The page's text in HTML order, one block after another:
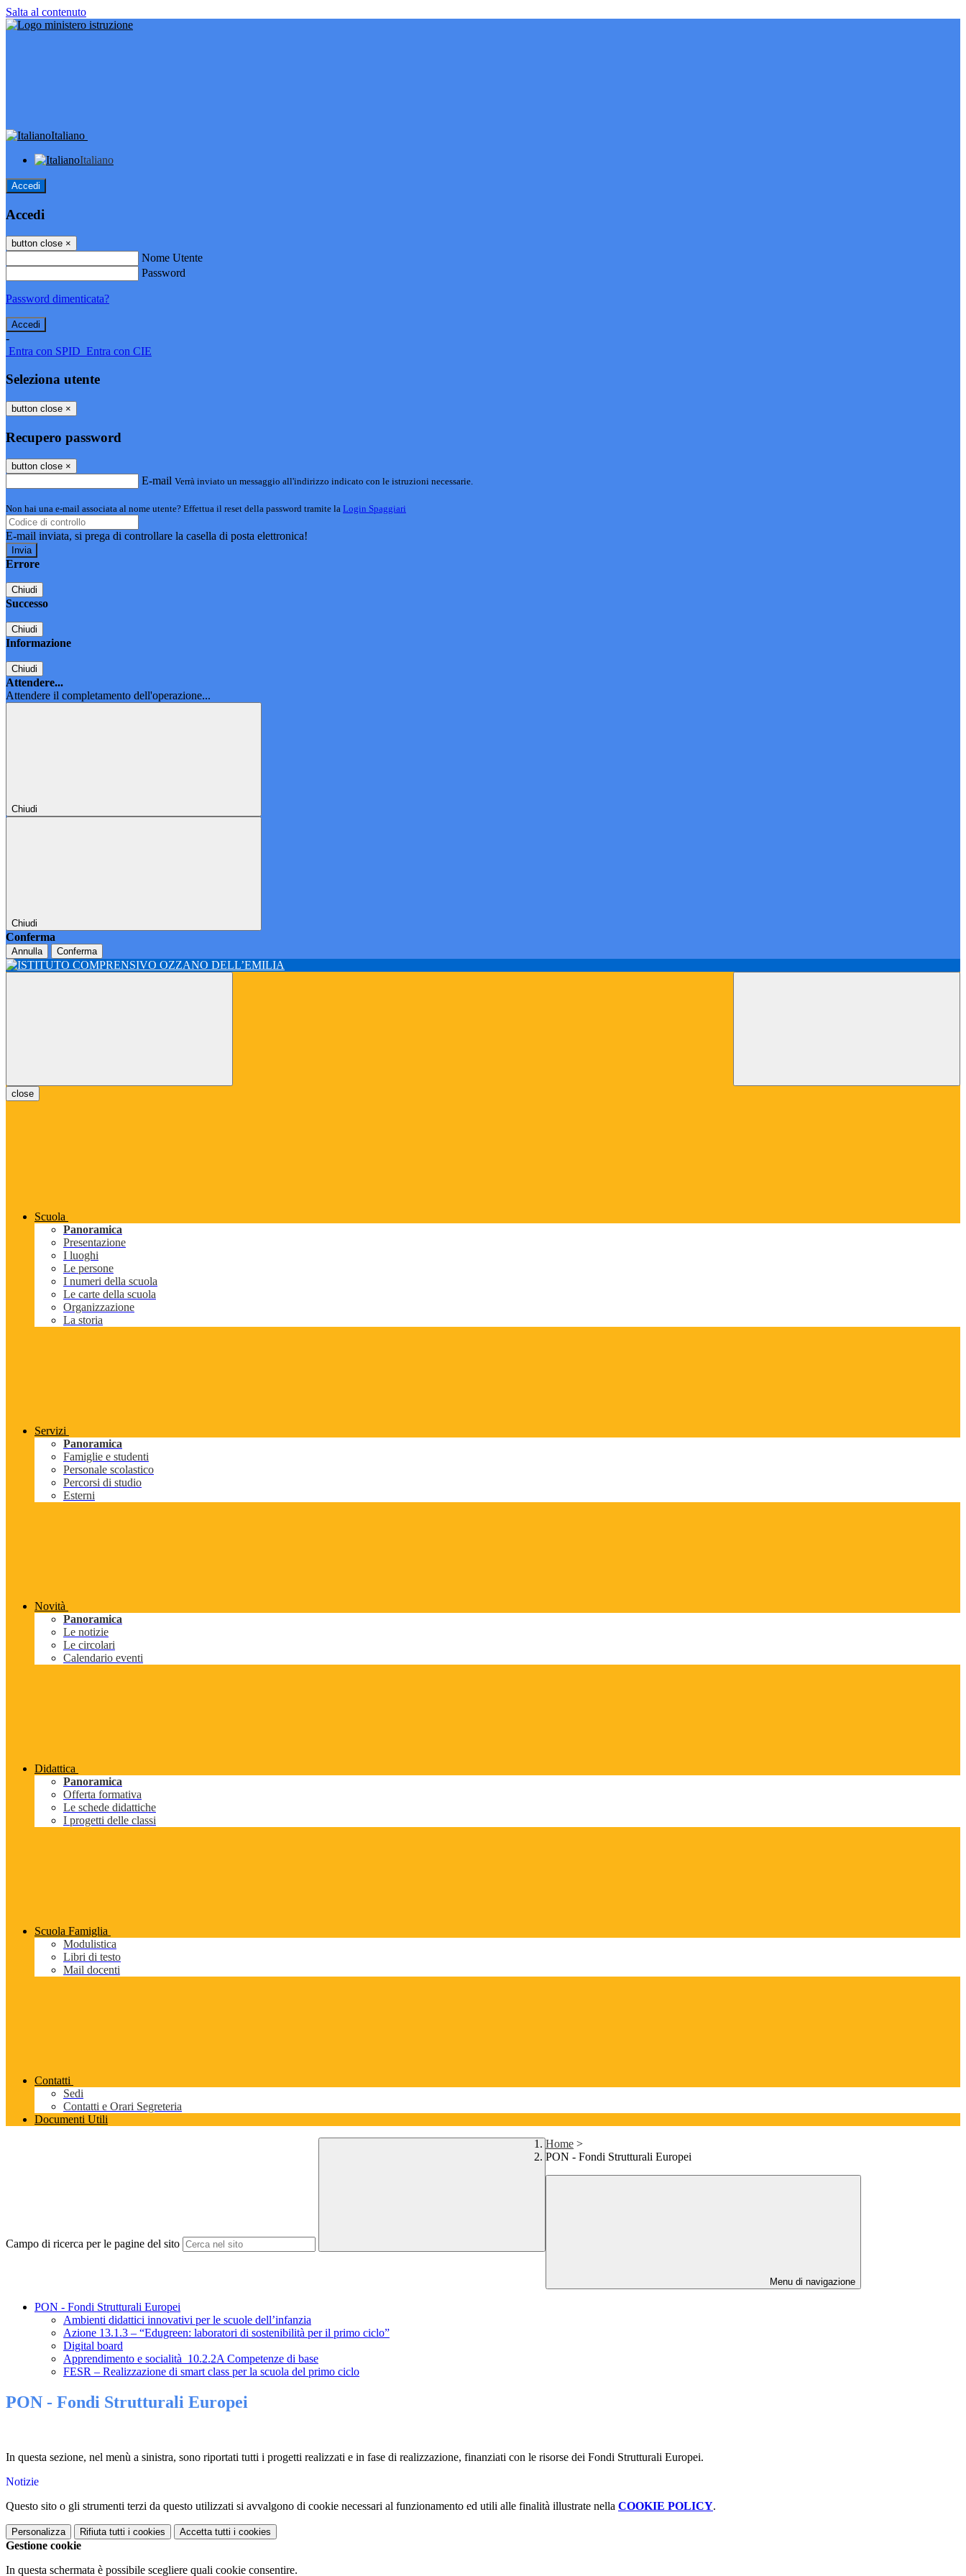
Salta al contenuto
Italiano
Italiano
Accedi
Accedi
button close ×
Nome Utente
Password
Password dimenticata?
-
Entra con SPID Entra con CIE
Seleziona utente
button close ×
Recupero password
button close ×
E-mail Verrà inviato un messaggio all'indirizzo indicato con le istruzioni necessarie.
Non hai una e-mail associata al nome utente? Effettua il reset della password tramite la Login Spaggiari
E-mail inviata, si prega di controllare la casella di posta elettronica!
Errore
Chiudi
Successo
Chiudi
Informazione
Chiudi
Attendere...
Attendere il completamento dell'operazione...
Chiudi
Chiudi
Conferma
Annulla Conferma
close
Scuola
Panoramica
Presentazione
I luoghi
Le persone
I numeri della scuola
Le carte della scuola
Organizzazione
La storia
Servizi
Panoramica
Famiglie e studenti
Personale scolastico
Percorsi di studio
Esterni
Novità
Panoramica
Le notizie
Le circolari
Calendario eventi
Didattica
Panoramica
Offerta formativa
Le schede didattiche
I progetti delle classi
Scuola Famiglia
Modulistica
Libri di testo
Mail docenti
Contatti
Sedi
Contatti e Orari Segreteria
Documenti Utili
Campo di ricerca per le pagine del sito
Home >
PON - Fondi Strutturali Europei
Menu di navigazione
PON - Fondi Strutturali Europei
Ambienti didattici innovativi per le scuole dell’infanzia
Azione 13.1.3 – “Edugreen: laboratori di sostenibilità per il primo ciclo”
Digital board
Apprendimento e socialità_10.2.2A Competenze di base
FESR – Realizzazione di smart class per la scuola del primo ciclo
PON - Fondi Strutturali Europei
In questa sezione, nel menù a sinistra, sono riportati tutti i progetti realizzati e in fase di realizzazione, finanziati con le risorse dei Fondi Strutturali Europei.
Notizie
Questo sito o gli strumenti terzi da questo utilizzati si avvalgono di cookie necessari al funzionamento ed utili alle finalità illustrate nella COOKIE POLICY.
Personalizza Rifiuta tutti i cookies Accetta tutti i cookies
Gestione cookie
In questa schermata è possibile scegliere quali cookie consentire.